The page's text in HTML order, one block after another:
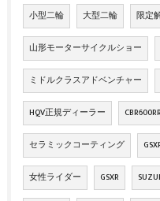
小型二輪 大型二輪 限定
山形モーターサイクルショー
ミドルクラスアドベンチャー
HQV正規ディーラー CBR600RR
セラミックコーティング
女性ライダー GSXR